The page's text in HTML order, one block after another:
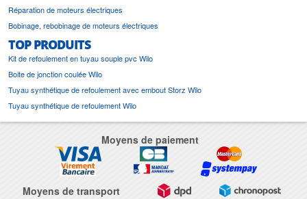
Réparation de moteurs électriques
Bobinage, rebobinage de moteurs électriques
TOP PRODUITS
Kit de refoulement en tuyau souple pvc Wilo
Boite de jonction coulée Wilo
Tuyau synthétique de refoulement avec embout Storz Wilo
Tuyau synthétique de refoulement Wilo
Moyens de paiement
Moyens de transport